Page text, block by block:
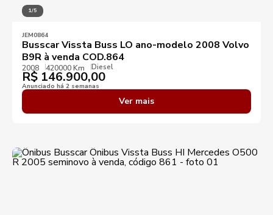
Ano mínimo
Preço mínimo
Destaques
1/5
JEM0864
Busscar Vissta Buss LO ano-modelo 2008 Volvo
B9R à venda COD.864
2008 420000 Km Diesel
R$ 146.900,00
Anunciado há 2 semanas
Ver mais